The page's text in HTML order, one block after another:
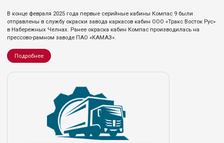
В конце февраля 2025 года первые серийные кабины Компас 9 были
отправлены в службу окраски завода каркасов кабин ООО «Тракс Восток Рус»
в Набережных Челнах. Ранее окраска кабин Компас производилась на
прессово-рамном заводе ПАО «КАМАЗ».
Подробнее